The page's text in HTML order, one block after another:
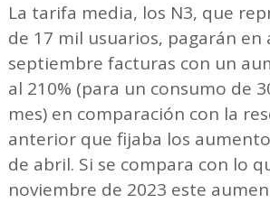
La tarifa media, los N3, que
de 17 mil usuarios, pagarán en
septiembre facturas con un
al 210% (para un consumo de
mes) en comparación con la
anterior que fijaba los
de abril. Si se compara con lo
noviembre de 2023 este